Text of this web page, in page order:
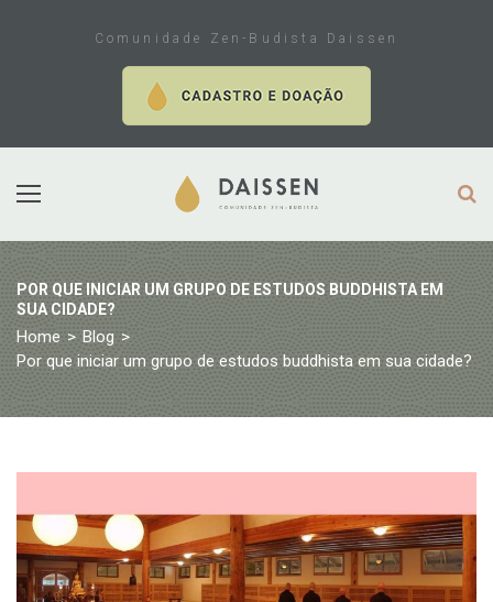
Comunidade Zen-Budista Daissen
POR QUE INICIAR UM GRUPO DE ESTUDOS BUDDHISTA EM
SUA CIDADE?
Home > Blog >
Por que iniciar um grupo de estudos buddhista em sua cidade?